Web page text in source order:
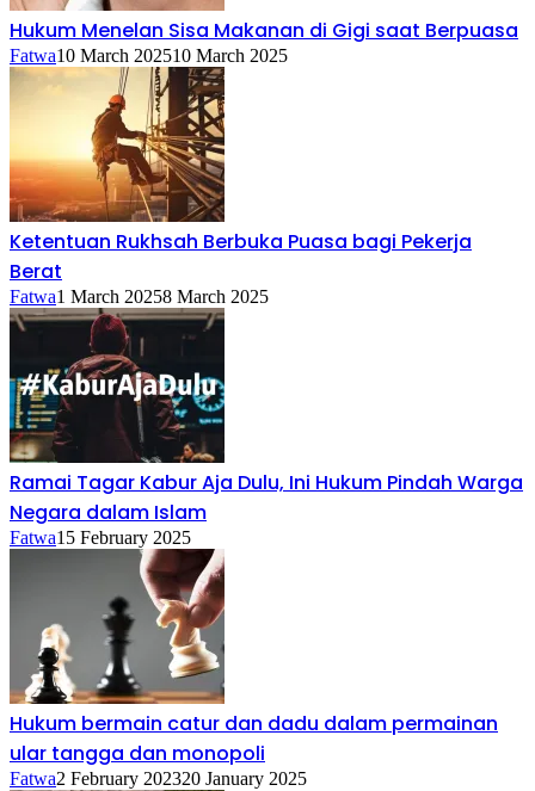
Hukum Menelan Sisa Makanan di Gigi saat Berpuasa
Fatwa10 March 202510 March 2025
Ketentuan Rukhsah Berbuka Puasa bagi Pekerja
Berat
Fatwa1 March 20258 March 2025
Ramai Tagar Kabur Aja Dulu, Ini Hukum Pindah Warga
Negara dalam Islam
Fatwa15 February 2025
Hukum bermain catur dan dadu dalam permainan
ular tangga dan monopoli
Fatwa2 February 202320 January 2025